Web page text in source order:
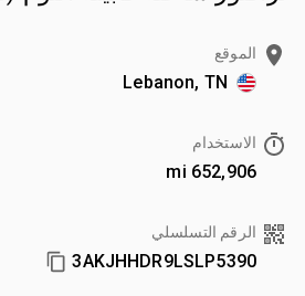
الموقع
Lebanon, TN
الاستخدام
652,906 mi
الرقم التسلسلي
3AKJHHDR9LSLP5390